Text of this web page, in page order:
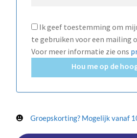
Ik geef toestemming om
te gebruiken voor een mailing
Voor meer informatie zie ons
Hou me op de
Groepskorting? Mogelijk vanaf